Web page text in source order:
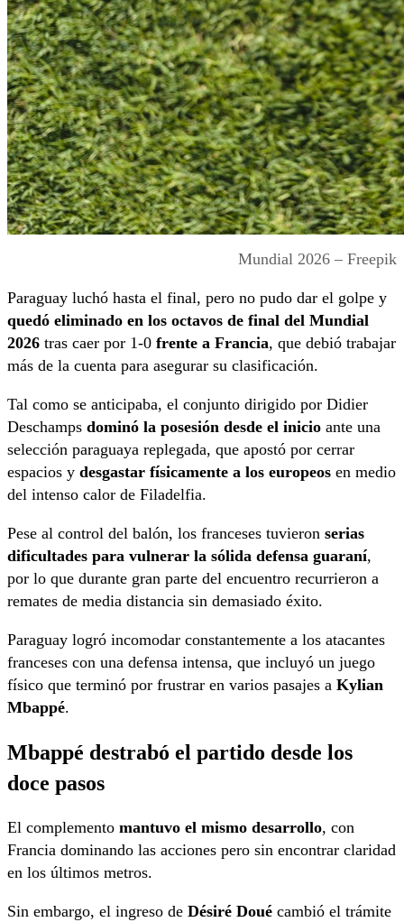
Mundial 2026 – Freepik
Paraguay luchó hasta el final, pero no pudo dar el golpe y
quedó eliminado en los octavos de final del Mundial
2026 tras caer por 1-0 frente a Francia, que debió trabajar
más de la cuenta para asegurar su clasificación.
Tal como se anticipaba, el conjunto dirigido por Didier
Deschamps dominó la posesión desde el inicio ante una
selección paraguaya replegada, que apostó por cerrar
espacios y desgastar físicamente a los europeos en medio
del intenso calor de Filadelfia.
Pese al control del balón, los franceses tuvieron serias
dificultades para vulnerar la sólida defensa guaraní,
por lo que durante gran parte del encuentro recurrieron a
remates de media distancia sin demasiado éxito.
Paraguay logró incomodar constantemente a los atacantes
franceses con una defensa intensa, que incluyó un juego
físico que terminó por frustrar en varios pasajes a Kylian
Mbappé.
Mbappé destrabó el partido desde los
doce pasos
El complemento mantuvo el mismo desarrollo, con
Francia dominando las acciones pero sin encontrar claridad
en los últimos metros.
Sin embargo, el ingreso de Désiré Doué cambió el trámite